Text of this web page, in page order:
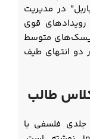
در مدیریت
رویدادهای قوی
ریسک‌های متوسط
دو انتهای طیف
طالب
فلسفی با